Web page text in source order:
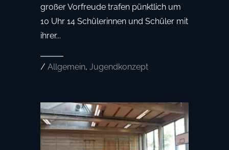
großer Vorfreude trafen pünktlich um
10 Uhr 14 Schülerinnen und Schüler mit
ihrer...
/ Allgemein, Jugendkonzept